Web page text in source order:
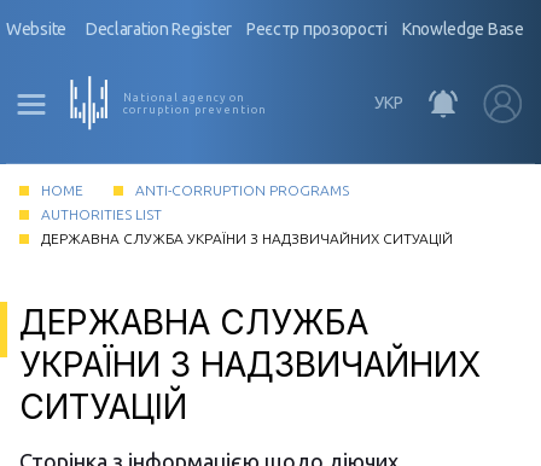
Website Declaration Register Реєстр прозорості Knowledge Base
National agency on
corruption prevention
УКР
HOME
ANTI-CORRUPTION PROGRAMS
AUTHORITIES LIST
ДЕРЖАВНА СЛУЖБА УКРАЇНИ З НАДЗВИЧАЙНИХ СИТУАЦІЙ
ДЕРЖАВНА СЛУЖБА
УКРАЇНИ З НАДЗВИЧАЙНИХ
СИТУАЦІЙ
Сторінка з інформацією щодо діючих